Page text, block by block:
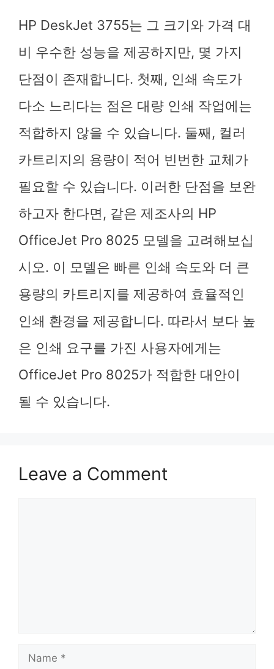
HP DeskJet 3755는 그 크기와 가격 대
비 우수한 성능을 제공하지만, 몇 가지
단점이 존재합니다. 첫째, 인쇄 속도가
다소 느리다는 점은 대량 인쇄 작업에는
적합하지 않을 수 있습니다. 둘째, 컬러
카트리지의 용량이 적어 빈번한 교체가
필요할 수 있습니다. 이러한 단점을 보완
하고자 한다면, 같은 제조사의 HP
OfficeJet Pro 8025 모델을 고려해보십
시오. 이 모델은 빠른 인쇄 속도와 더 큰
용량의 카트리지를 제공하여 효율적인
인쇄 환경을 제공합니다. 따라서 보다 높
은 인쇄 요구를 가진 사용자에게는
OfficeJet Pro 8025가 적합한 대안이
될 수 있습니다.
Leave a Comment
Name